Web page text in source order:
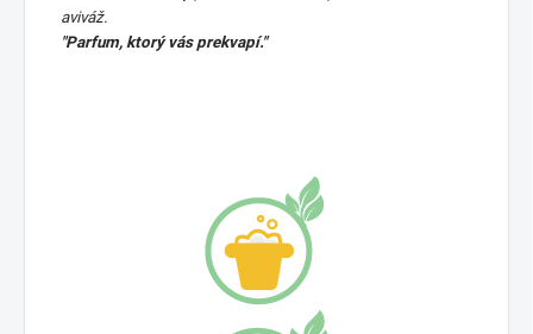
aviváž.
"Parfum, ktorý vás prekvapí."